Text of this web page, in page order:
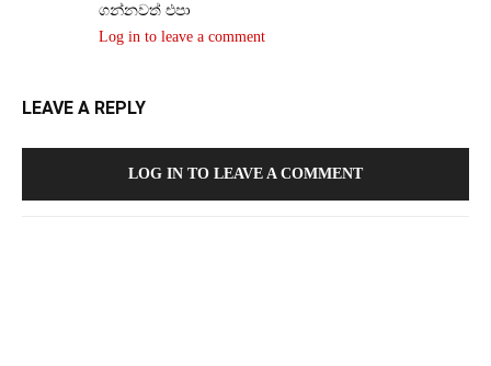
ගන්නවත් එපා
Log in to leave a comment
LEAVE A REPLY
LOG IN TO LEAVE A COMMENT